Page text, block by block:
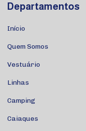
Departamentos
Início
Quem Somos
Vestuário
Linhas
Camping
Caiaques